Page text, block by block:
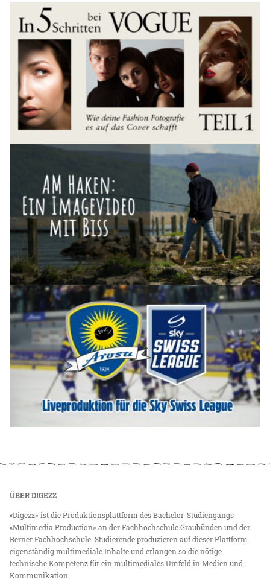
ÜBER DIGEZZ
«Digezz» ist die Produktionsplattform des Bachelor-Studiengangs
«Multimedia Production» an der Fachhochschule Graubünden und der
Berner Fachhochschule. Studierende produzieren auf dieser Plattform
eigenständig multimediale Inhalte und erlangen so die nötige
technische Kompetenz für ein multimediales Umfeld in Medien und
Kommunikation.